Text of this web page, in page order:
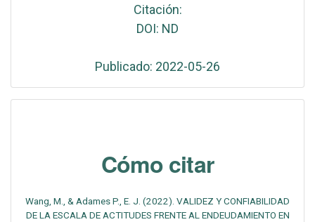
Citación:
DOI: ND
Publicado: 2022-05-26
Cómo citar
Wang, M., & Adames P., E. J. (2022). VALIDEZ Y CONFIABILIDAD
DE LA ESCALA DE ACTITUDES FRENTE AL ENDEUDAMIENTO EN